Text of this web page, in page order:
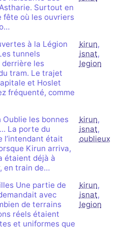
Surtout en
fête où les ouvriers
à la Légion
tunnels
les
tram. Le trajet
et Hoslet
fréquenté, comme
kirun,
isnat,
legion
Oublie les bonnes
La porte du
l’intendant était
Kirun arriva,
étaient déjà à
en train de…
kirun,
isnat,
oublieux
Une partie de
avec
de terrains
réels étaient
et uniformes que
kirun,
isnat,
legion